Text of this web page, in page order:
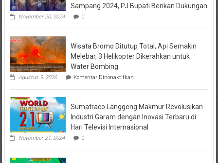
Sampang 2024, PJ Bupati Berikan Dukungan
November 20, 2024 0
Wisata Bromo Ditutup Total, Api Semakin
Melebar, 3 Helikopter Dikerahkan untuk
Water Bombing
Agustus 9, 2026 Komentar Dinonaktifkanpada
Bromo
Total,
Semakin
Melebar,
Dikerahkan
Sumatraco Langgeng Makmur Revolusikan
Industri Garam dengan Inovasi Terbaru di
Hari Televisi Internasional
November 21, 2024 0